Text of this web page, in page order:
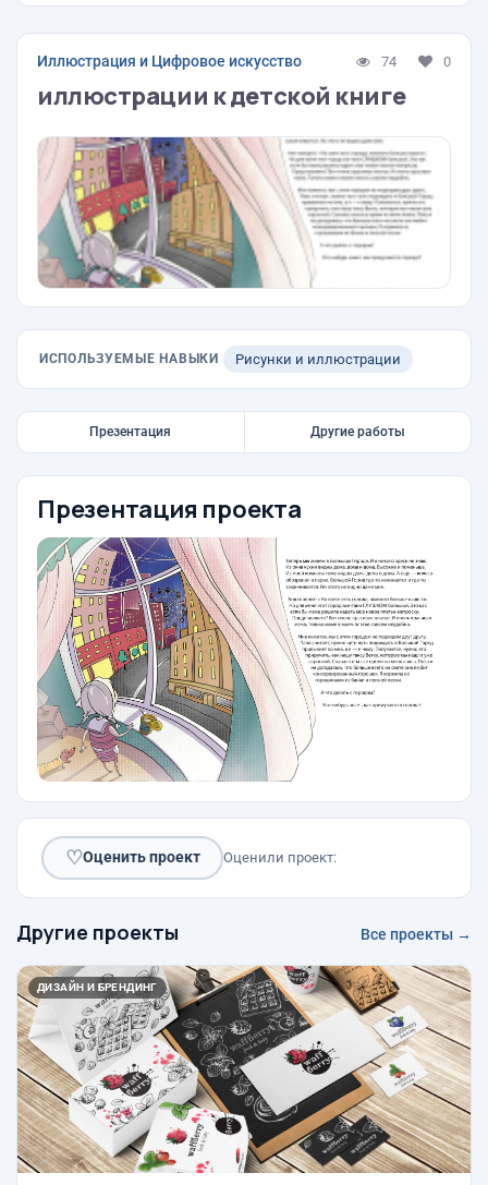
Иллюстрация и Цифровое искусство 74 0
иллюстрации к детской книге
ИСПОЛЬЗУЕМЫЕ НАВЫКИ Рисунки и иллюстрации
Презентация Другие работы
Презентация проекта
♡Оценить проект Оценили проект:
Другие проекты Все проекты →
ДИЗАЙН И БРЕНДИНГ